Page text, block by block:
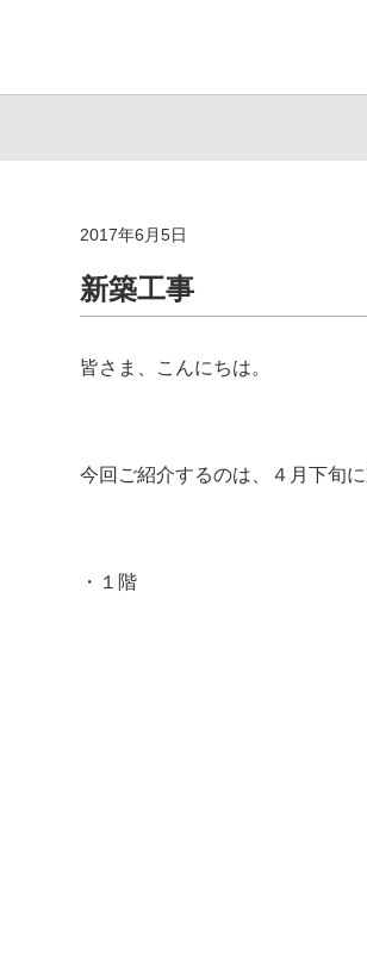
2017年6月5日
新築工事
皆さま、こんにちは。
今回ご紹介するのは、４月下旬
・１階